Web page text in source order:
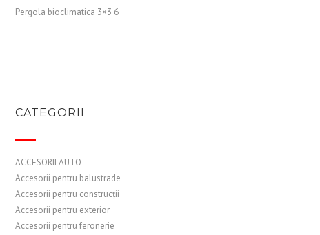
Pergola bioclimatica 3×3 6
CATEGORII
ACCESORII AUTO
Accesorii pentru balustrade
Accesorii pentru construcții
Accesorii pentru exterior
Accesorii pentru feronerie